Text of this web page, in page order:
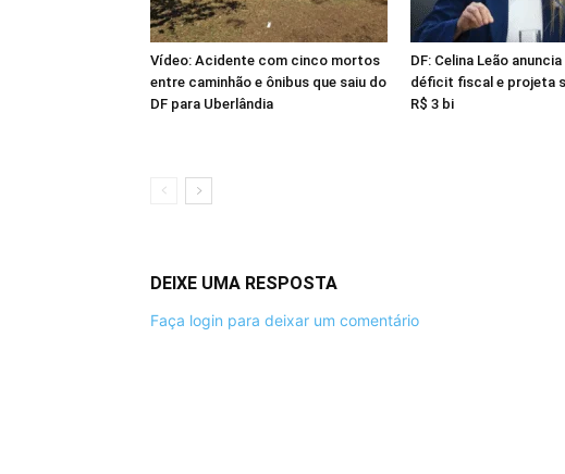
Vídeo: Acidente com cinco mortos
entre caminhão e ônibus que saiu do
DF para Uberlândia
DF: Celina Leão
déficit fiscal e projeta
R$ 3 bi
DEIXE UMA RESPOSTA
Faça login para deixar um comentário